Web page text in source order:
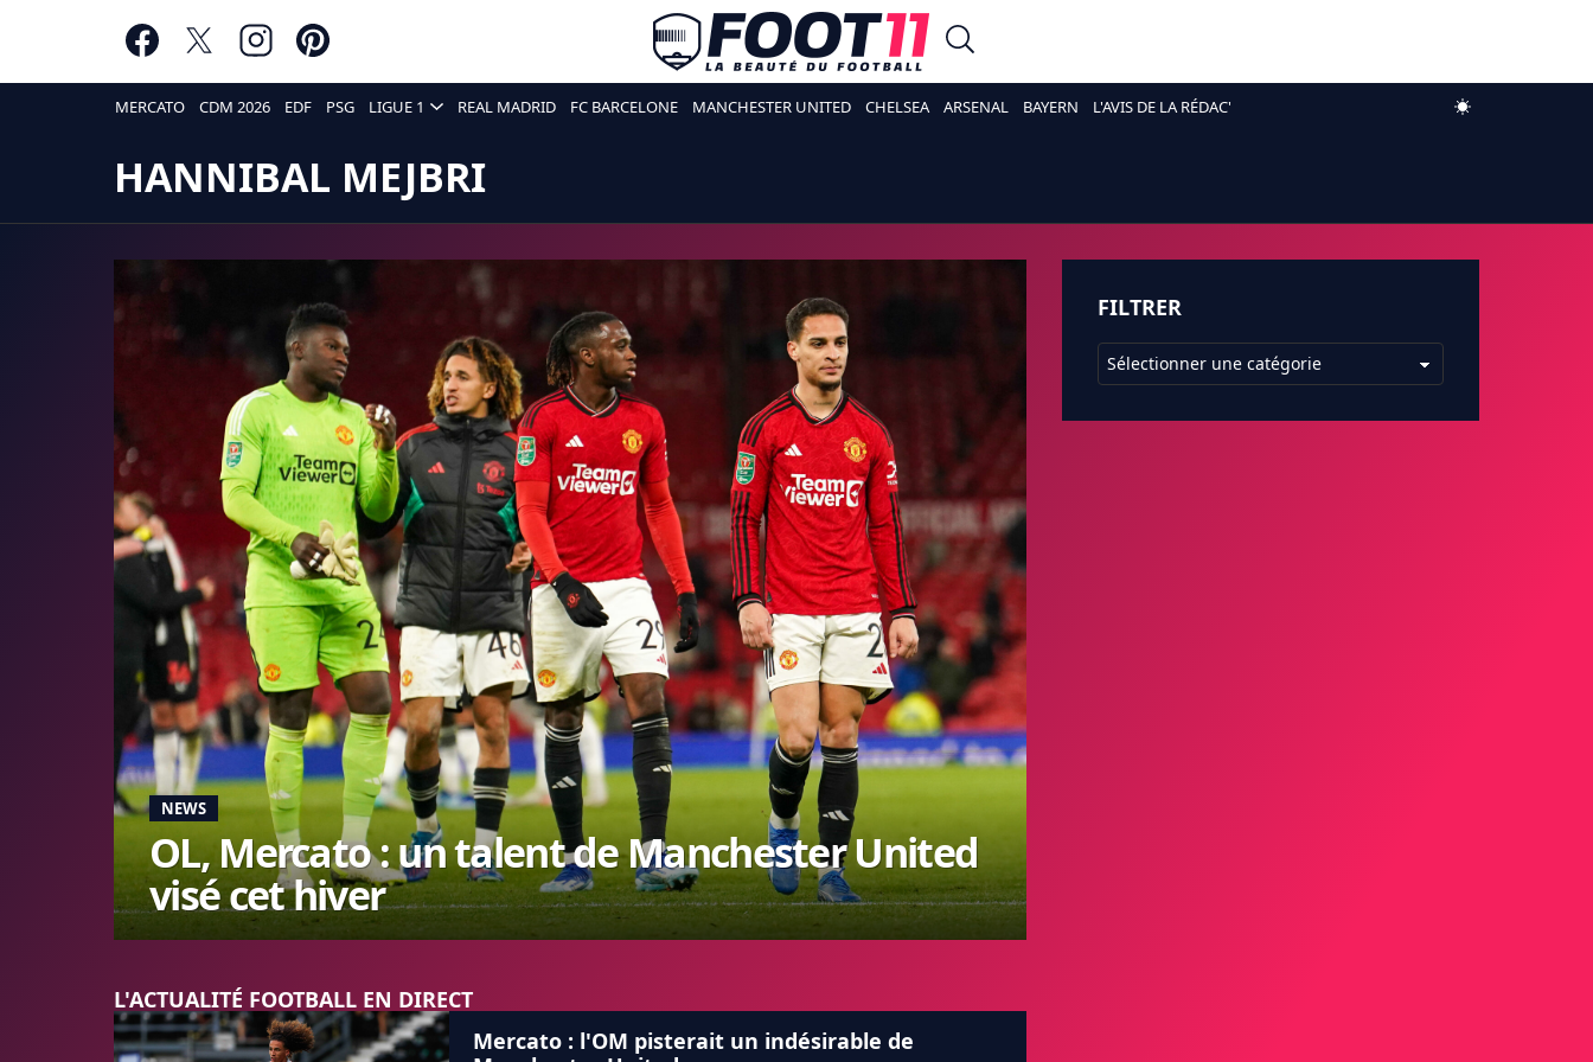
MERCATO CDM 2026 EDF PSG LIGUE 1 REAL MADRID FC BARCELONE MANCHESTER UNITED CHELSEA ARSENAL BAYERN L'AVIS DE LA RÉDAC'
HANNIBAL MEJBRI
NEWS
OL, Mercato : un talent de Manchester United
visé cet hiver
L'ACTUALITÉ FOOTBALL EN DIRECT
Mercato : l'OM pisterait un indésirable de
FILTRER